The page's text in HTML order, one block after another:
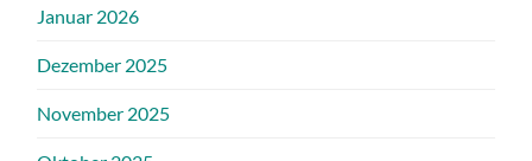
Januar 2026
Dezember 2025
November 2025